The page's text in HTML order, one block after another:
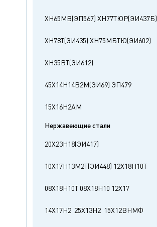
ХН65МВ(ЭП567) ХН77ТЮР(ЭИ437Б)
ХН78Т(ЭИ435) ХН75МБТЮ(ЭИ602)
ХН35ВТ(ЭИ612)
45Х14Н14В2М(ЭИ69) ЭП479
15Х16Н2АМ
Нержавеющие стали
20Х23Н18(ЭИ417)
10Х17Н13М2Т(ЭИ448) 12Х18Н10Т
08Х18Н10Т08Х18Н10 12Х17
14Х17Н2 25Х13Н2 15Х12ВНМФ